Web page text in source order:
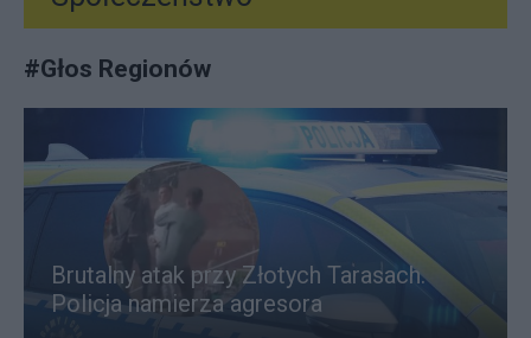
#Głos Regionów
Brutalny atak przy Złotych Tarasach.
Policja namierza agresora